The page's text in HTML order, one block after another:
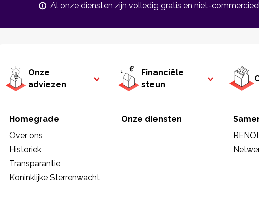
Al onze diensten zijn volledig gratis en niet-
Onze
adviezen
Financiële
steun
Homegrade
Over ons
Historiek
Transparantie
Koninklijke Sterrenwacht
Onze diensten